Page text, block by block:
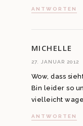
ANTWORTEN
MICHELLE
27. JANUAR 2012
Wow, dass
Bin leider so
vielleicht
ANTWORTEN